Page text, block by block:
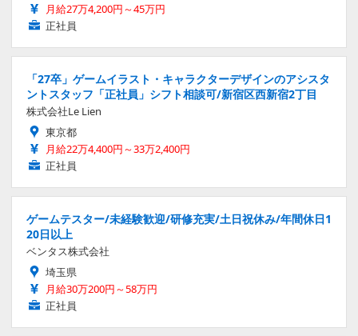
月給27万4,200円～45万円
正社員
「27卒」ゲームイラスト・キャラクターデザインのアシスタ
ントスタッフ「正社員」シフト相談可/新宿区西新宿2丁目
株式会社Le Lien
東京都
月給22万4,400円～33万2,400円
正社員
ゲームテスター/未経験歓迎/研修充実/土日祝休み/年間休日1
20日以上
ベンタス株式会社
埼玉県
月給30万200円～58万円
正社員